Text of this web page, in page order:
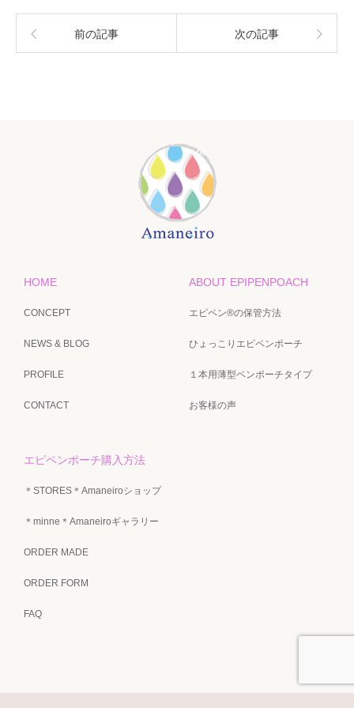
前の記事 次の記事
HOME
CONCEPT
NEWS & BLOG
PROFILE
CONTACT
ABOUT EPIPENPOACH
エピペン®の保管方法
ひょっこりエピペンポーチ
１本用薄型ペンポーチタイプ
お客様の声
エピペンポーチ購入方法
＊STORES＊Amaneiroショップ
＊minne＊Amaneiroギャラリー
ORDER MADE
ORDER FORM
FAQ